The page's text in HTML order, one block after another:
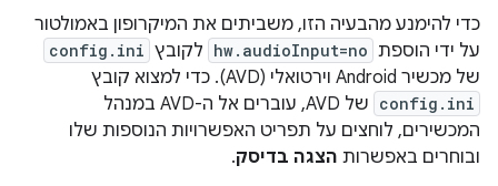
כדי להימנע מהבעיה הזו, משביתים את המיקרופון באמולטור
על ידי הוספת hw.audioInput=no לקובץ config.ini
של מכשיר Android וירטואלי (AVD). כדי למצוא קובץ
config.ini
של AVD, עוברים אל ה-AVD במנהל
המכשירים, לוחצים על תפריט האפשרויות הנוספות שלו
ובוחרים באפשרות הצגה בדיסק.